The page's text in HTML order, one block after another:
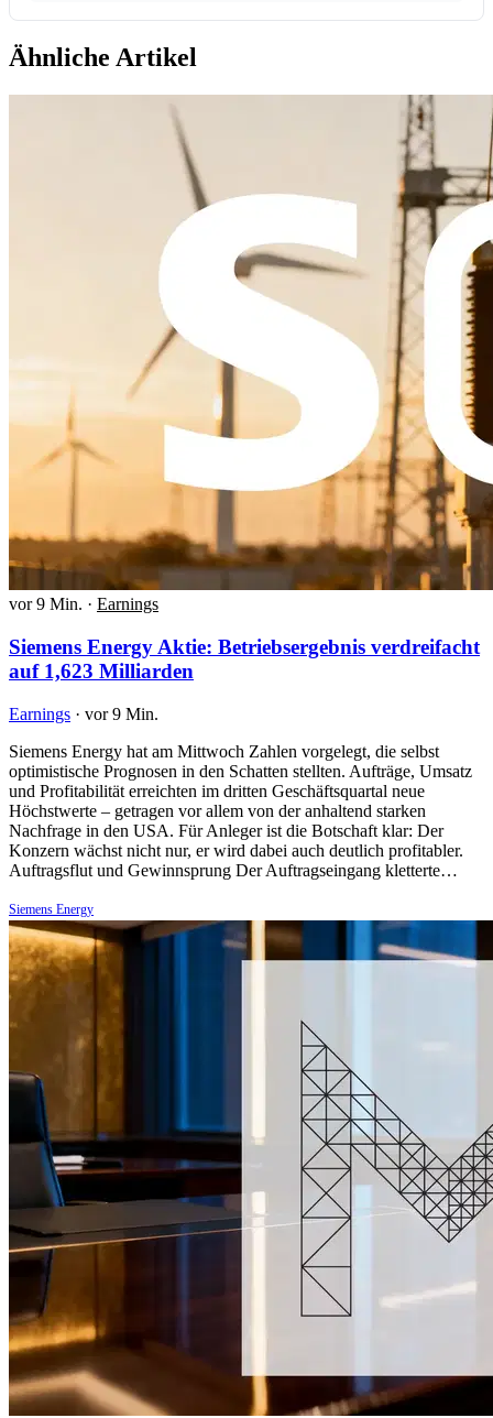
Ähnliche Artikel
vor 9 Min. · Earnings
Siemens Energy Aktie: Betriebsergebnis verdreifacht
auf 1,623 Milliarden
Earnings · vor 9 Min.
Siemens Energy hat am Mittwoch Zahlen vorgelegt, die selbst
optimistische Prognosen in den Schatten stellten. Aufträge, Umsatz
und Profitabilität erreichten im dritten Geschäftsquartal neue
Höchstwerte – getragen vor allem von der anhaltend starken
Nachfrage in den USA. Für Anleger ist die Botschaft klar: Der
Konzern wächst nicht nur, er wird dabei auch deutlich profitabler.
Auftragsflut und Gewinnsprung Der Auftragseingang kletterte…
Siemens Energy